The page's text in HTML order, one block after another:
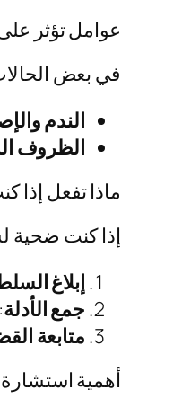
عوامل تؤثر
في بعض
الندم
الظروف
ماذا تفعل
إذا كنت ضحية
إبلاغ
جمع الأدلة
متابعة
أهمية